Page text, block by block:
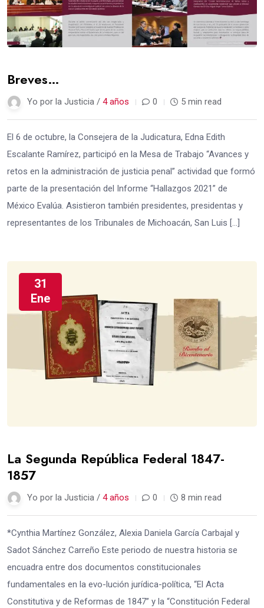
Breves…
Yo por la Justicia / 4 años 0 5 min read
El 6 de octubre, la Consejera de la Judicatura, Edna Edith
Escalante Ramírez, participó en la Mesa de Trabajo “Avances y
retos en la administración de justicia penal” actividad que formó
parte de la presentación del Informe “Hallazgos 2021” de
México Evalúa. Asistieron también presidentes, presidentas y
representantes de los Tribunales de Michoacán, San Luis […]
31
Ene
La Segunda República Federal 1847-
1857
Yo por la Justicia / 4 años 0 8 min read
*Cynthia Martínez González, Alexia Daniela García Carbajal y
Sadot Sánchez Carreño Este periodo de nuestra historia se
encuadra entre dos documentos constitucionales
fundamentales en la evo-lución jurídica-política, “El Acta
Constitutiva y de Reformas de 1847” y la “Constitución Federal